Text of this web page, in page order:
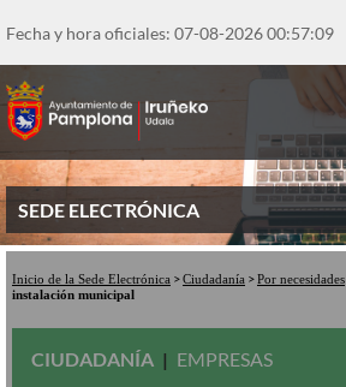
al
principal
Fecha y hora oficiales: 07-08-202600:57:09
SEDE ELECTRÓNICA
Inicio de la Sede Electrónica Ciudadanía Por necesidades
instalación municipal
CIUDADANÍA EMPRESAS